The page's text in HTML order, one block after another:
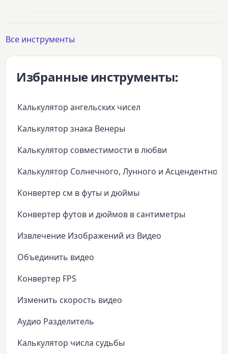
Все инструменты
Избранные инструменты:
Калькулятор ангельских чисел
Калькулятор знака Венеры
Калькулятор совместимости в любви
Калькулятор Солнечного, Лунного и Асцендентного
Конвертер см в футы и дюймы
Конвертер футов и дюймов в сантиметры
Извлечение Изображений из Видео
Объединить видео
Конвертер FPS
Изменить скорость видео
Аудио Разделитель
Калькулятор числа судьбы